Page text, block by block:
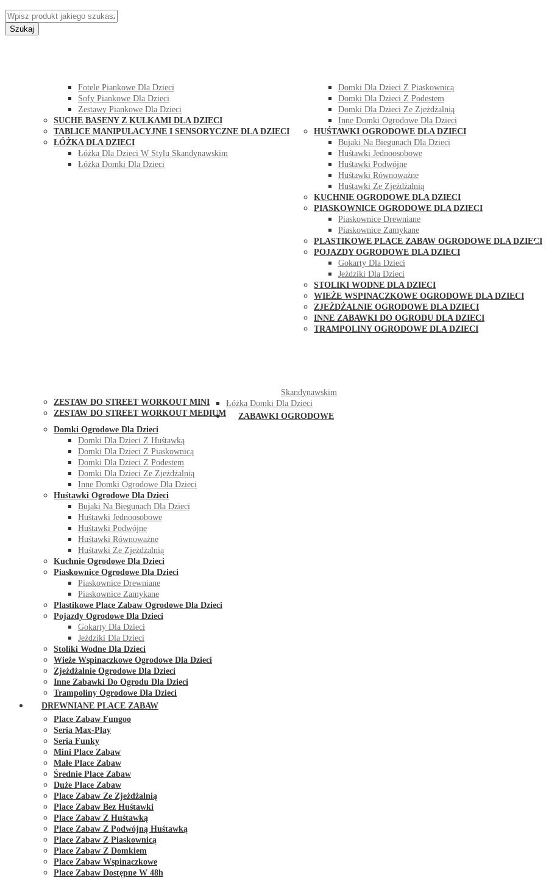
Szukaj
Fotele Piankowe Dla Dzieci
Sofy Piankowe Dla Dzieci
Zestawy Piankowe Dla Dzieci
SUCHE BASENY Z KULKAMI DLA DZIECI
TABLICE MANIPULACYJNE I SENSORYCZNE DLA DZIECI
ŁÓŻKA DLA DZIECI
Łóżka Dla Dzieci W Stylu Skandynawskim
Łóżka Domki Dla Dzieci
Domki Dla Dzieci Z Piaskownicą
Domki Dla Dzieci Z Podestem
Domki Dla Dzieci Ze Zjeżdżalnią
Inne Domki Ogrodowe Dla Dzieci
HUŚTAWKI OGRODOWE DLA DZIECI
Bujaki Na Biegunach Dla Dzieci
Huśtawki Jednoosobowe
Huśtawki Podwójne
Huśtawki Równoważne
Huśtawki Ze Zjeżdżalnią
KUCHNIE OGRODOWE DLA DZIECI
PIASKOWNICE OGRODOWE DLA DZIECI
Piaskownice Drewniane
Piaskownice Zamykane
PLASTIKOWE PLACE ZABAW OGRODOWE DLA DZIECI
POJAZDY OGRODOWE DLA DZIECI
Gokarty Dla Dzieci
Jeździki Dla Dzieci
STOLIKI WODNE DLA DZIECI
WIEŻE WSPINACZKOWE OGRODOWE DLA DZIECI
ZJEŻDŻALNIE OGRODOWE DLA DZIECI
INNE ZABAWKI DO OGRODU DLA DZIECI
TRAMPOLINY OGRODOWE DLA DZIECI
ZESTAW DO STREET WORKOUT MINI
ZESTAW DO STREET WORKOUT MEDIUM
Skandynawskim
Łóżka Domki Dla Dzieci
ZABAWKI OGRODOWE
Domki Ogrodowe Dla Dzieci
Domki Dla Dzieci Z Huśtawką
Domki Dla Dzieci Z Piaskownicą
Domki Dla Dzieci Z Podestem
Domki Dla Dzieci Ze Zjeżdżalnią
Inne Domki Ogrodowe Dla Dzieci
Huśtawki Ogrodowe Dla Dzieci
Bujaki Na Biegunach Dla Dzieci
Huśtawki Jednoosobowe
Huśtawki Podwójne
Huśtawki Równoważne
Huśtawki Ze Zjeżdżalnią
Kuchnie Ogrodowe Dla Dzieci
Piaskownice Ogrodowe Dla Dzieci
Piaskownice Drewniane
Piaskownice Zamykane
Plastikowe Place Zabaw Ogrodowe Dla Dzieci
Pojazdy Ogrodowe Dla Dzieci
Gokarty Dla Dzieci
Jeździki Dla Dzieci
Stoliki Wodne Dla Dzieci
Wieże Wspinaczkowe Ogrodowe Dla Dzieci
Zjeżdżalnie Ogrodowe Dla Dzieci
Inne Zabawki Do Ogrodu Dla Dzieci
Trampoliny Ogrodowe Dla Dzieci
DREWNIANE PLACE ZABAW
Place Zabaw Fungoo
Seria Max-Play
Seria Funky
Mini Place Zabaw
Małe Place Zabaw
Średnie Place Zabaw
Duże Place Zabaw
Place Zabaw Ze Zjeżdżalnią
Place Zabaw Bez Huśtawki
Place Zabaw Z Huśtawką
Place Zabaw Z Podwójną Huśtawką
Place Zabaw Z Piaskownicą
Place Zabaw Z Domkiem
Place Zabaw Wspinaczkowe
Place Zabaw Dostępne W 48h